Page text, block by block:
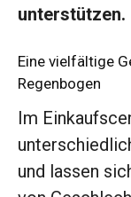
unterstützen.
Eine vielfältige
Regenbogen
Im
und lassen